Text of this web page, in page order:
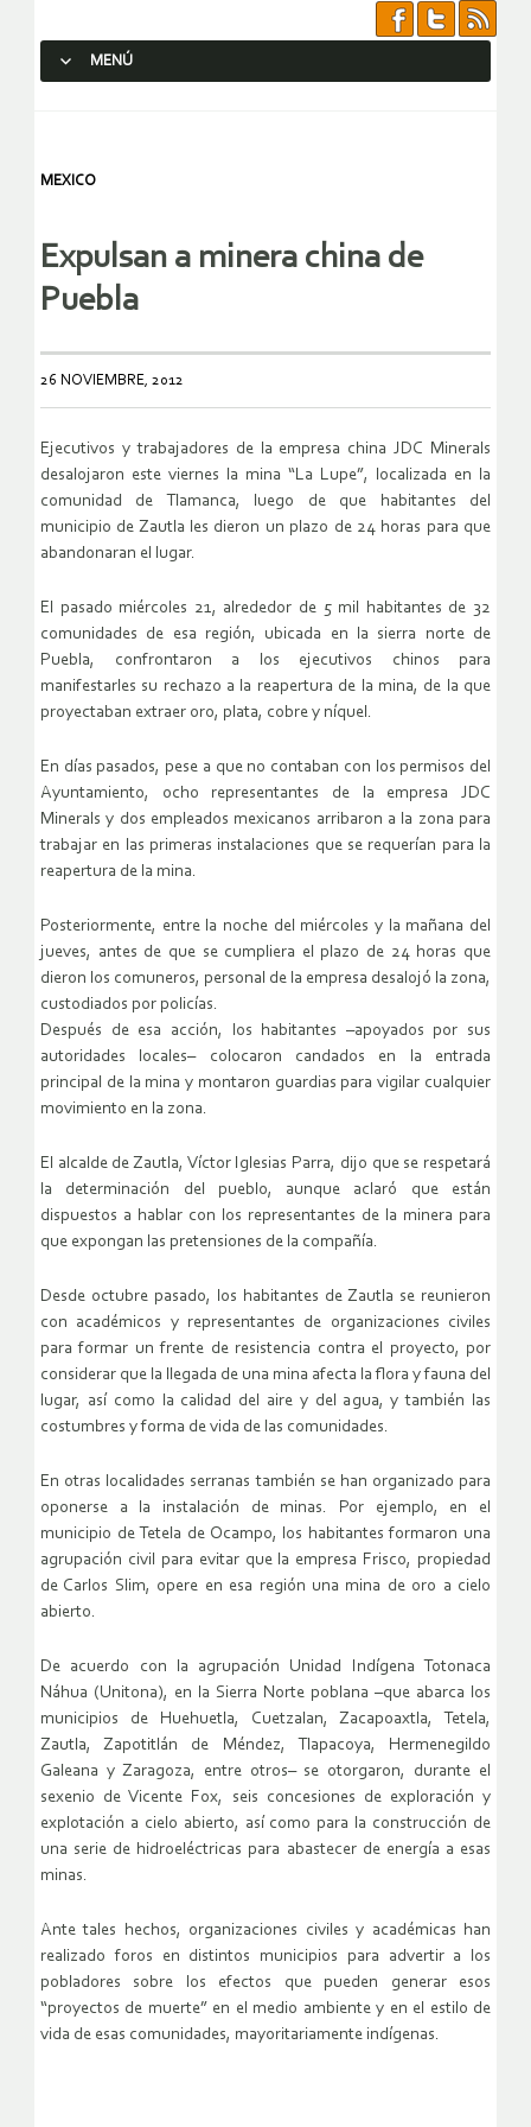
MENÚ
MEXICO
Expulsan a minera china de
Puebla
26 NOVIEMBRE, 2012
Ejecutivos y trabajadores de la empresa china JDC Minerals
desalojaron este viernes la mina “La Lupe”, localizada en la
comunidad de Tlamanca, luego de que habitantes del
municipio de Zautla les dieron un plazo de 24 horas para que
abandonaran el lugar.
El pasado miércoles 21, alrededor de 5 mil habitantes de 32
comunidades de esa región, ubicada en la sierra norte de
Puebla, confrontaron a los ejecutivos chinos para
manifestarles su rechazo a la reapertura de la mina, de la que
proyectaban extraer oro, plata, cobre y níquel.
En días pasados, pese a que no contaban con los permisos del
Ayuntamiento, ocho representantes de la empresa JDC
Minerals y dos empleados mexicanos arribaron a la zona para
trabajar en las primeras instalaciones que se requerían para la
reapertura de la mina.
Posteriormente, entre la noche del miércoles y la mañana del
jueves, antes de que se cumpliera el plazo de 24 horas que
dieron los comuneros, personal de la empresa desalojó la zona,
custodiados por policías.
Después de esa acción, los habitantes –apoyados por sus
autoridades locales– colocaron candados en la entrada
principal de la mina y montaron guardias para vigilar cualquier
movimiento en la zona.
El alcalde de Zautla, Víctor Iglesias Parra, dijo que se respetará
la determinación del pueblo, aunque aclaró que están
dispuestos a hablar con los representantes de la minera para
que expongan las pretensiones de la compañía.
Desde octubre pasado, los habitantes de Zautla se reunieron
con académicos y representantes de organizaciones civiles
para formar un frente de resistencia contra el proyecto, por
considerar que la llegada de una mina afecta la flora y fauna del
lugar, así como la calidad del aire y del agua, y también las
costumbres y forma de vida de las comunidades.
En otras localidades serranas también se han organizado para
oponerse a la instalación de minas. Por ejemplo, en el
municipio de Tetela de Ocampo, los habitantes formaron una
agrupación civil para evitar que la empresa Frisco, propiedad
de Carlos Slim, opere en esa región una mina de oro a cielo
abierto.
De acuerdo con la agrupación Unidad Indígena Totonaca
Náhua (Unitona), en la Sierra Norte poblana –que abarca los
municipios de Huehuetla, Cuetzalan, Zacapoaxtla, Tetela,
Zautla, Zapotitlán de Méndez, Tlapacoya, Hermenegildo
Galeana y Zaragoza, entre otros– se otorgaron, durante el
sexenio de Vicente Fox, seis concesiones de exploración y
explotación a cielo abierto, así como para la construcción de
una serie de hidroeléctricas para abastecer de energía a esas
minas.
Ante tales hechos, organizaciones civiles y académicas han
realizado foros en distintos municipios para advertir a los
pobladores sobre los efectos que pueden generar esos
“proyectos de muerte” en el medio ambiente y en el estilo de
vida de esas comunidades, mayoritariamente indígenas.